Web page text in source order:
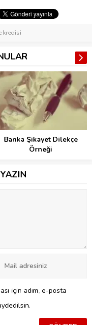
kredisi
Banka Şikayet Dilekçe
Örneği
için adım, e-posta